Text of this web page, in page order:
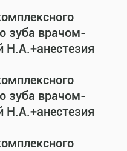
зуба врачом-
Н.А.+анестезия
зуба врачом-
Н.А.+анестезия